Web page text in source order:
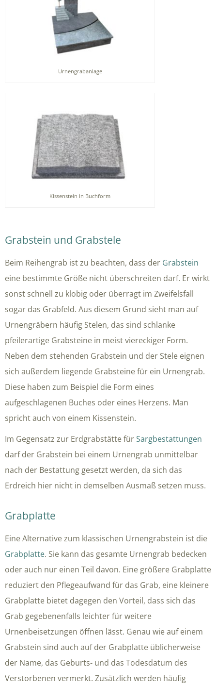
Urnengrabanlage
Kissenstein in Buchform
Grabstein und Grabstele
Beim Reihengrab ist zu beachten, dass der Grabstein
eine bestimmte Größe nicht überschreiten darf. Er wirkt
sonst schnell zu klobig oder überragt im Zweifelsfall
sogar das Grabfeld. Aus diesem Grund sieht man auf
Urnengräbern häufig Stelen, das sind schlanke
pfeilerartige Grabsteine in meist viereckiger Form.
Neben dem stehenden Grabstein und der Stele eignen
sich außerdem liegende Grabsteine für ein Urnengrab.
Diese haben zum Beispiel die Form eines
aufgeschlagenen Buches oder eines Herzens. Man
spricht auch von einem Kissenstein.
Im Gegensatz zur Erdgrabstätte fürSargbestattungen
darf der Grabstein bei einem Urnengrab unmittelbar
nach der Bestattung gesetzt werden, da sich das
Erdreich hier nicht in demselben Ausmaß setzen muss.
Grabplatte
Eine Alternative zum klassischen Urnengrabstein ist die
Grabplatte. Sie kann das gesamte Urnengrab bedecken
oder auch nur einen Teil davon. Eine größere Grabplatte
reduziert den Pflegeaufwand für das Grab, eine kleinere
Grabplatte bietet dagegen den Vorteil, dass sich das
Grab gegebenenfalls leichter für weitere
Urnenbeisetzungen öffnen lässt. Genau wie auf einem
Grabstein sind auch auf der Grabplatte üblicherweise
der Name, das Geburts- und das Todesdatum des
Verstorbenen vermerkt. Zusätzlich werden häufig